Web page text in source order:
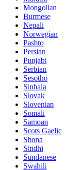
Mongolian
Burmese
Nepali
Norwegian
Pashto
Persian
Punjabi
Serbian
Sesotho
Sinhala
Slovak
Slovenian
Somali
Samoan
Scots Gaelic
Shona
Sindhi
Sundanese
Swahili